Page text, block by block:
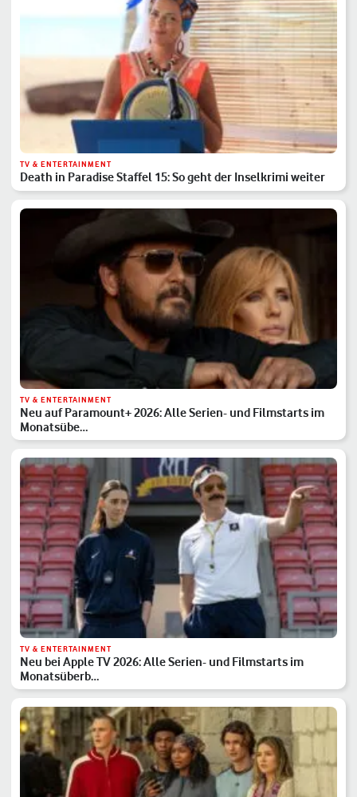
TV & ENTERTAINMENT
Death in Paradise Staffel 15: So geht der Inselkrimi weiter
TV & ENTERTAINMENT
Neu auf Paramount+ 2026: Alle Serien- und Filmstarts im
Monatsübe…
TV & ENTERTAINMENT
Neu bei Apple TV 2026: Alle Serien- und Filmstarts im
Monatsüberb…